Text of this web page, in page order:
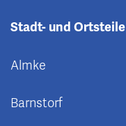
Stadt- und Ortsteile
Almke
Barnstorf